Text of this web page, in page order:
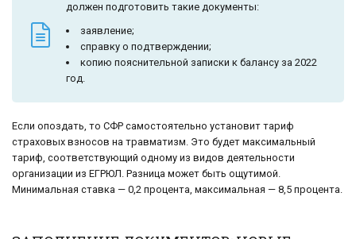
должен подготовить такие документы:
заявление;
справку о подтверждении;
копию пояснительной записки к балансу за 2022
год.
Если опоздать, то СФР самостоятельно установит тариф
страховых взносов на травматизм. Это будет максимальный
тариф, соответствующий одному из видов деятельности
организации из ЕГРЮЛ. Разница может быть ощутимой.
Минимальная ставка — 0,2 процента, максимальная — 8,5 процента.